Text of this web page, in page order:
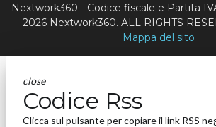
Nextwork360 - Codice fiscale e Partita
2026 Nextwork360. ALL RIGHTS
Mappa del sito
close
Codice Rss
Clicca sul pulsante per copiare il link RSS